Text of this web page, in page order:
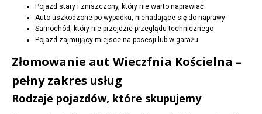
Pojazd stary i zniszczony, który nie warto naprawiać
Auto uszkodzone po wypadku, nienadające się do naprawy
Samochód, który nie przejdzie przeglądu technicznego
Pojazd zajmujący miejsce na posesji lub w garażu
Złomowanie aut Wieczfnia Kościelna –
pełny zakres usług
Rodzaje pojazdów, które skupujemy